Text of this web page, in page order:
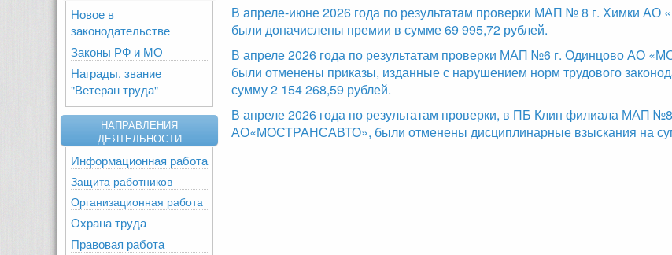
Новое в
законодательстве
Законы РФ и МО
Награды, звание
"Ветеран труда"
НАПРАВЛЕНИЯ
ДЕЯТЕЛЬНОСТИ
Информационная работа
Защита работников
Организационная работа
Охрана труда
Правовая работа
В апреле-июне 2026 года по результатам проверки МАП № 8 г. Химки
были доначислены премии в сумме 69 995,72 рублей.
В апреле 2026 года по результатам проверки МАП №6 г. Одинцово АО
были отменены приказы, изданные с нарушением норм трудового
сумму 2 154 268,59 рублей.
В апреле 2026 года по результатам проверки, в ПБ Клин филиала МАП
АО«МОСТРАНСАВТО», были отменены дисциплинарные взыскания на